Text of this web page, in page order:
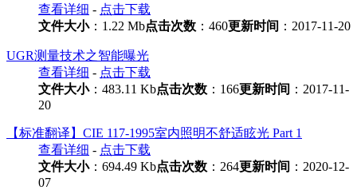
查看详细 - 点击下载
文件大小：1.22 Mb点击次数 ：460更新时间 ：2017-11-20
UGR测量技术之智能曝光
查看详细 - 点击下载
文件大小：483.11 Kb点击次数 ：166更新时间 ：2017-11-
20
【标准翻译】CIE 117-1995室内照明不舒适眩光 Part 1
查看详细 - 点击下载
文件大小：694.49 Kb点击次数 ：264更新时间 ：2020-12-
07